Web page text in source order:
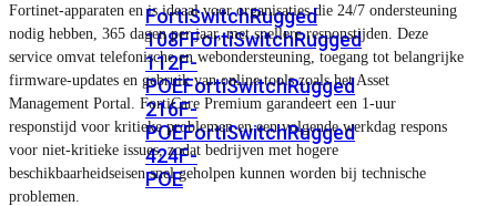
FortiSwitchRugged
108FFortiSwitchRugged
112F-
POEFortiSwitchRugged
216F-
POEFortiSwitchRugged
424F-
POE
Fortinet-apparaten en is ideaal voor organisaties die 24/7 ondersteuning
nodig hebben, 365 dagen per jaar, met snellere responstijden. Deze
service omvat telefonische en webondersteuning, toegang tot belangrijke
firmware-updates en gebruik van online tools zoals het Asset
Management Portal. FortiCare Premium garandeert een 1-uur
responstijd voor kritieke problemen en een volgende werkdag respons
voor niet-kritieke issues, zodat bedrijven met hogere
beschikbaarheidseisen snel geholpen kunnen worden bij technische
problemen.